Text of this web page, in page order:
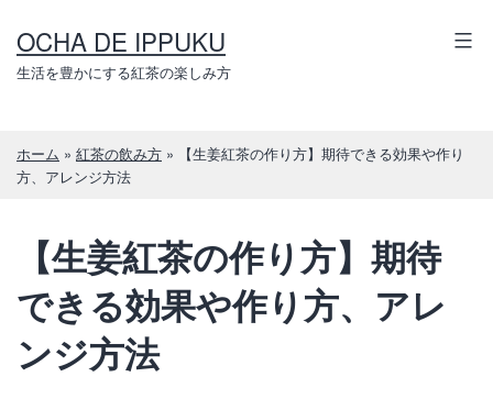
OCHA DE IPPUKU
生活を豊かにする紅茶の楽しみ方
ホーム » 紅茶の飲み方 »
【生姜紅茶の作り方】期待できる効果や作り
方、アレンジ方法
【生姜紅茶の作り方】期待
できる効果や作り方、アレ
ンジ方法